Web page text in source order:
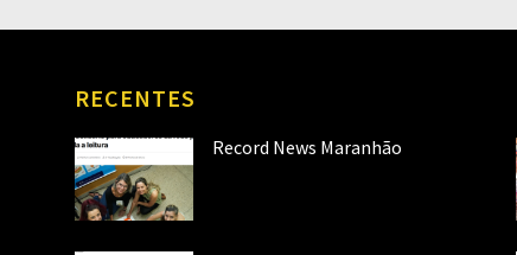
RECENTES
Record News Maranhão